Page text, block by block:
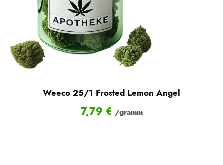
Weeco 25/1 Frosted Lemon Angel
7,79 € /gramm